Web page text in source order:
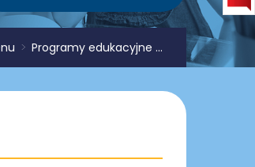
> Programy edukacyjne ...